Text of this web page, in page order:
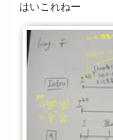
はいこれねー